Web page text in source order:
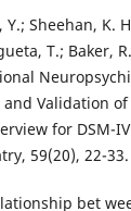
Sheehan, K.
T.; Baker,
Validation
for DSM-
59(20), 22-33.
bet